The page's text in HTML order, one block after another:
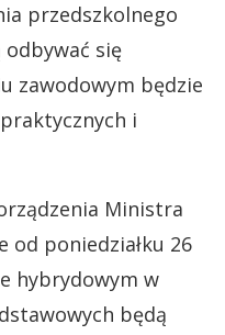
przedszkolnego
odbywać się
zawodowym będzie
i
Ministra
od poniedziałku 26
hybrydowym w
będą